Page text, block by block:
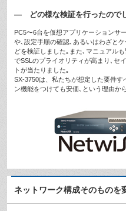
— どの様な検証を行ったので
PC5〜6台を仮想アプリケーションサ
や､設定手順の確認､あるいはわざと
どを検証しました｡また､マニュアル
でSSLのプライオリティが高まり､セ
トが当たりました｡
SX-3750は、私たちが想定した要件
ン機能をつけても安価､という理由か
ネットワーク構成そのものを